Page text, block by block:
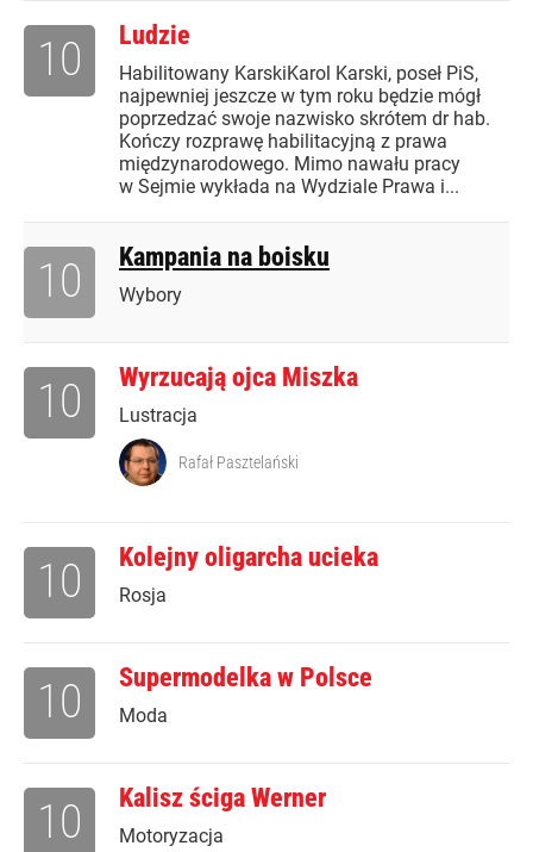
Ludzie
Habilitowany KarskiKarol Karski, poseł PiS,
najpewniej jeszcze w tym roku będzie mógł
poprzedzać swoje nazwisko skrótem dr hab.
Kończy rozprawę habilitacyjną z prawa
międzynarodowego. Mimo nawału pracy
w Sejmie wykłada na Wydziale Prawa i...
10
Kampania na boisku
Wybory
10
Wyrzucają ojca Miszka
Lustracja
10
Rafał Pasztelański
Kolejny oligarcha ucieka
Rosja
10
Supermodelka w Polsce
Moda
10
Kalisz ściga Werner
Motoryzacja
10